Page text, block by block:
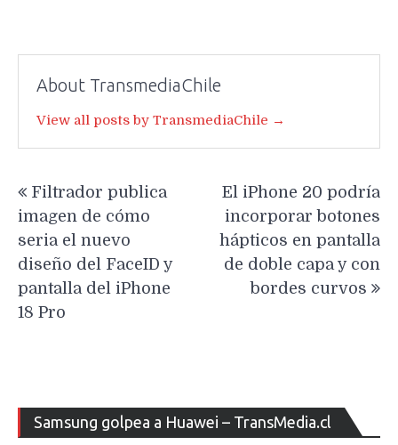
About TransmediaChile
View all posts by TransmediaChile →
de
entradas
Filtrador publica
imagen de cómo
seria el nuevo
diseño del FaceID y
pantalla del iPhone
18 Pro
El iPhone 20 podría
incorporar botones
hápticos en pantalla
de doble capa y con
bordes curvos
Samsung golpea a Huawei – TransMedia.cl
de